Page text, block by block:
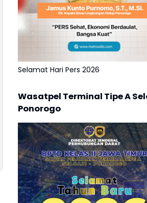
Selamat Hari Pers 2026
Wasatpel Terminal Tipe A
Ponorogo